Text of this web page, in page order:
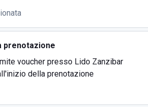
prenotazione
voucher presso Lido Zanzibar
della prenotazione